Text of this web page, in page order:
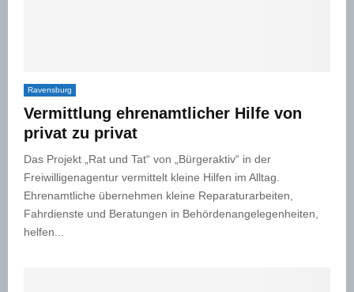
Ravensburg
Vermittlung ehrenamtlicher Hilfe von
privat zu privat
Das Projekt „Rat und Tat“ von „Bürgeraktiv“ in der
Freiwilligenagentur vermittelt kleine Hilfen im Alltag.
Ehrenamtliche übernehmen kleine Reparaturarbeiten,
Fahrdienste und Beratungen in Behördenangelegenheiten,
helfen...